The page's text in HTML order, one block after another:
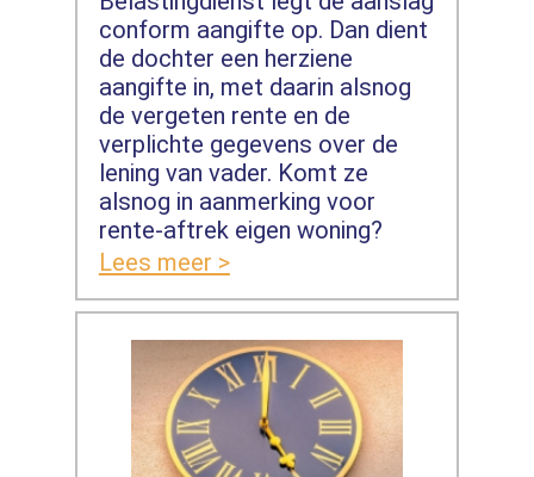
conform aangifte op. Dan dient
de dochter een herziene
aangifte in, met daarin alsnog
de vergeten rente en de
verplichte gegevens over de
lening van vader. Komt ze
alsnog in aanmerking voor
rente-aftrek eigen woning?
Lees meer >